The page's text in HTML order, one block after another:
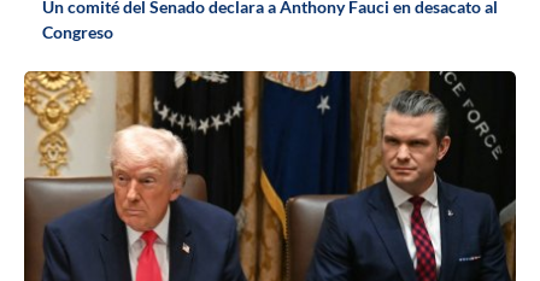
Un comité del Senado declara a Anthony Fauci en desacato al
Congreso